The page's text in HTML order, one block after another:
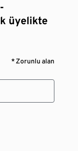
üyelikte
* Zorunlu alan